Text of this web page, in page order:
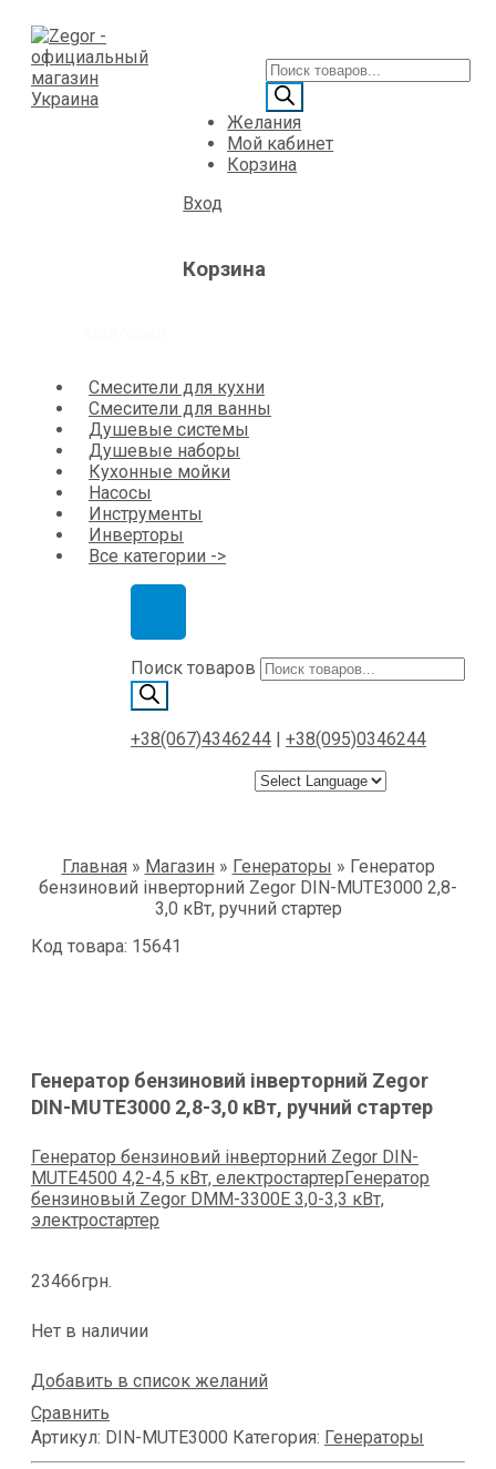
Желания
Мой кабинет
Корзина
Вход
Корзина
Смесители для кухни
Смесители для ванны
Душевые системы
Душевые наборы
Кухонные мойки
Насосы
Инструменты
Инверторы
Все категории ->
Поиск товаров
+38(067)4346244 +38(095)0346244
Главная » Магазин » Генераторы » Генератор
бензиновий інверторний Zegor DIN-MUTE3000 2,8-
3,0 кВт, ручний стартер
Код товара: 15641
Генератор бензиновий інверторний Zegor
DIN-MUTE3000 2,8-3,0 кВт, ручний стартер
Генератор бензиновий інверторний Zegor DIN-
MUTE4500 4,2-4,5 кВт, електростартерГенератор
бензиновый Zegor DMM-3300E 3,0-3,3 кВт,
электростартер
23466грн.
Нет в наличии
Добавить в список желаний
Сравнить
Артикул: DIN-MUTE3000 Категория: Генераторы